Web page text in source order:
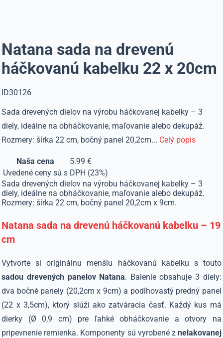
Natana sada na drevenú
háčkovanú kabelku 22 x 20cm
ID30126
Sada drevených dielov na výrobu háčkovanej kabelky – 3
diely, ideálne na obháčkovanie, maľovanie alebo dekupáž.
Rozmery: šírka 22 cm, bočný panel 20,2cm... Celý popis
Naša cena
5.99 €
Uvedené ceny sú s DPH (23%)
Sada drevených dielov na výrobu háčkovanej kabelky – 3
diely, ideálne na obháčkovanie, maľovanie alebo dekupáž.
Rozmery: šírka 22 cm, bočný panel 20,2cm x 9cm.
Natana sada na drevenú háčkovanú kabelku – 19
cm
Vytvorte si originálnu menšiu háčkovanú kabelku s touto
sadou drevených panelov Natana. Balenie obsahuje 3 diely:
dva bočné panely (20,2cm x 9cm) a podlhovastý predný panel
(22 x 3,5cm), ktorý slúži ako zatváracia časť. Každý kus má
dierky (Ø 0,9 cm) pre ľahké obháčkovanie a otvory na
pripevnenie remienka. Komponenty sú vyrobené z nelakovanej